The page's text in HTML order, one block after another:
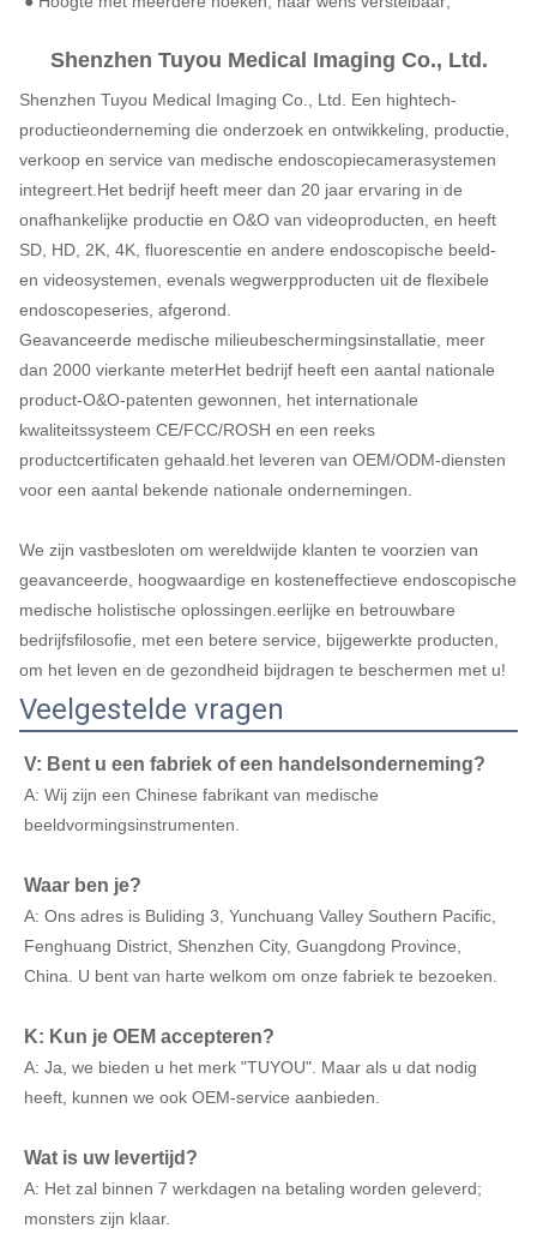
Shenzhen Tuyou Medical Imaging Co., Ltd.
Shenzhen Tuyou Medical Imaging Co., Ltd. Een hightech-
productieonderneming die onderzoek en ontwikkeling, productie,
verkoop en service van medische endoscopiecamerasystemen
integreert.Het bedrijf heeft meer dan 20 jaar ervaring in de
onafhankelijke productie en O&O van videoproducten, en heeft
SD, HD, 2K, 4K, fluorescentie en andere endoscopische beeld-
en videosystemen, evenals wegwerpproducten uit de flexibele
endoscopeseries, afgerond.
Geavanceerde medische milieubeschermingsinstallatie, meer
dan 2000 vierkante meterHet bedrijf heeft een aantal nationale
product-O&O-patenten gewonnen, het internationale
kwaliteitssysteem CE/FCC/ROSH en een reeks
productcertificaten gehaald.het leveren van OEM/ODM-diensten
voor een aantal bekende nationale ondernemingen.
We zijn vastbesloten om wereldwijde klanten te voorzien van
geavanceerde, hoogwaardige en kosteneffectieve endoscopische
medische holistische oplossingen.eerlijke en betrouwbare
bedrijfsfilosofie, met een betere service, bijgewerkte producten,
om het leven en de gezondheid bijdragen te beschermen met u!
Veelgestelde vragen
V: Bent u een fabriek of een handelsonderneming?
A: Wij zijn een Chinese fabrikant van medische
beeldvormingsinstrumenten.
Waar ben je?
A: Ons adres is Buliding 3, Yunchuang Valley Southern Pacific,
Fenghuang District, Shenzhen City, Guangdong Province,
China. U bent van harte welkom om onze fabriek te bezoeken.
K: Kun je OEM accepteren?
A: Ja, we bieden u het merk "TUYOU". Maar als u dat nodig
heeft, kunnen we ook OEM-service aanbieden.
Wat is uw levertijd?
A: Het zal binnen 7 werkdagen na betaling worden geleverd;
monsters zijn klaar.